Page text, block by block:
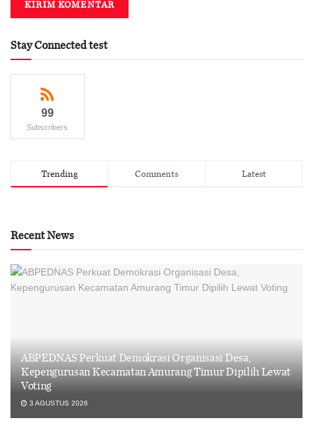
Stay Connected test
99
Subscribers
Trending Comments Latest
Recent News
ABPEDNAS Perkuat Demokrasi Organisasi Desa,
Kepengurusan Kecamatan Amurang Timur Dipilih Lewat
Voting
3 AGUSTUS 2026